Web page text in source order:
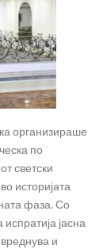
организираше
по
светски
историјата
фаза. Со
јасна
и